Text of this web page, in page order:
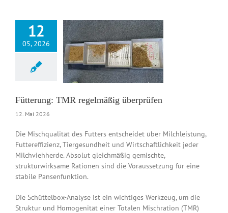
12
05, 2026
TMR
überprüfen
Fütterung: TMR regelmäßig überprüfen
12. Mai 2026
Die Mischqualität des Futters entscheidet über Milchleistung,
Futtereffizienz, Tiergesundheit und Wirtschaftlichkeit jeder
Milchviehherde. Absolut gleichmäßig gemischte,
strukturwirksame Rationen sind die Voraussetzung für eine
stabile Pansenfunktion.
Die Schüttelbox-Analyse ist ein wichtiges Werkzeug, um die
Struktur und Homogenität einer Totalen Mischration (TMR)